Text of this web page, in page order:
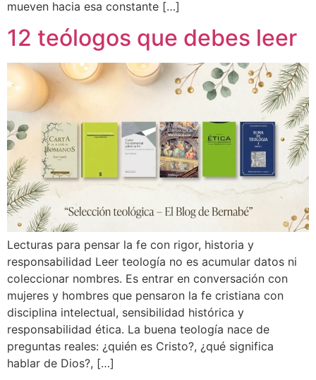
mueven hacia esa constante […]
12 teólogos que debes leer
Lecturas para pensar la fe con rigor, historia y
responsabilidad Leer teología no es acumular datos ni
coleccionar nombres. Es entrar en conversación con
mujeres y hombres que pensaron la fe cristiana con
disciplina intelectual, sensibilidad histórica y
responsabilidad ética. La buena teología nace de
preguntas reales: ¿quién es Cristo?, ¿qué significa
hablar de Dios?, […]